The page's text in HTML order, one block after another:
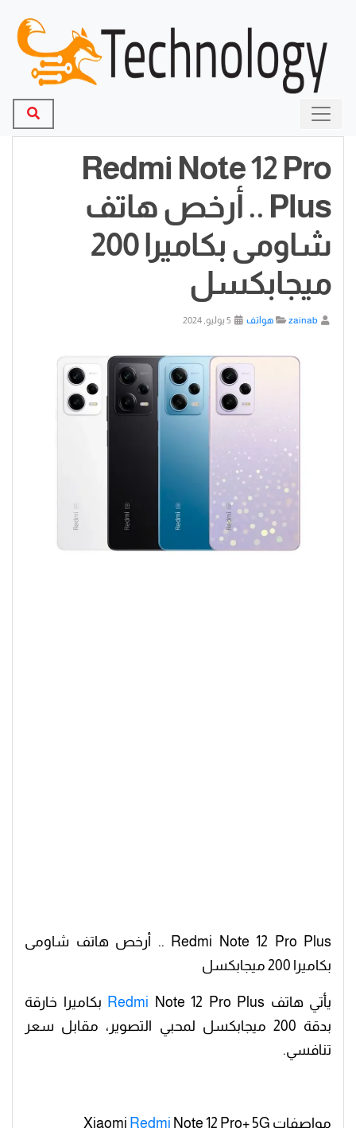
Redmi Note 12 Pro
Plus .. أرخص هاتف
شاومى بكاميرا 200
ميجابكسل
zainab هواتف
Redmi Note 12 Pro Plus .. أرخص هاتف شاومى
بكاميرا 200 ميجابكسل
يأتي هاتف Redmi Note 12 Pro Plus بكاميرا خارقة
بدقة 200 ميجابكسل لمحبي التصوير، مقابل سعر
تنافسي.
مواصفات Xiaomi Redmi Note 12 Pro+ 5G